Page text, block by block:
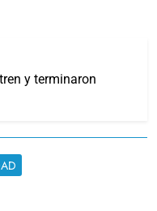
y terminaron